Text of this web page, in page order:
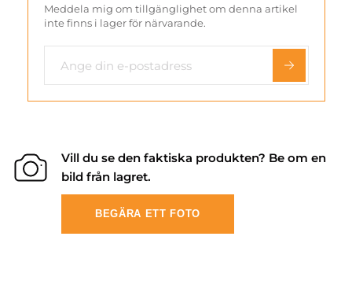
Meddela mig om tillgänglighet om denna artikel
inte finns i lager för närvarande.
Vill du se den faktiska produkten? Be om en
bild från lagret.
BEGÄRA ETT FOTO